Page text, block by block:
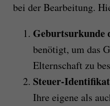
bei der Bearbeitung.
Geburtsurkunde
benötigt, um das
Elternschaft zu
Steuer-
Ihre eigene als